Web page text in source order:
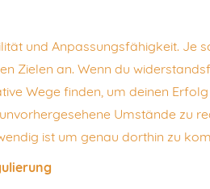
und Anpassungsfähigkeit. Je
Zielen an. Wenn du
Wege finden, um deinen
Umstände zu
ist um genau dorthin zu